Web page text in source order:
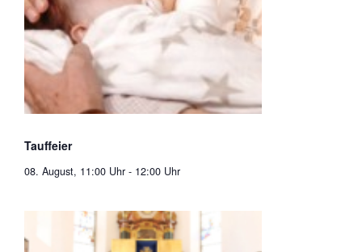
Tauffeier
08. August, 11:00 Uhr - 12:00 Uhr